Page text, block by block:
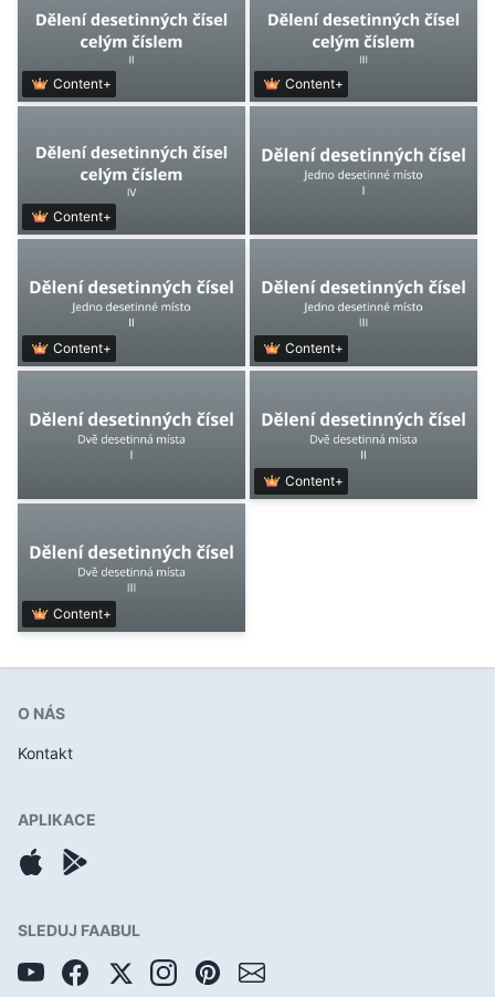
Content+ Content+
Content+
Content+ Content+
Content+
Content+
O NÁS
Kontakt
APLIKACE
SLEDUJ FAABUL